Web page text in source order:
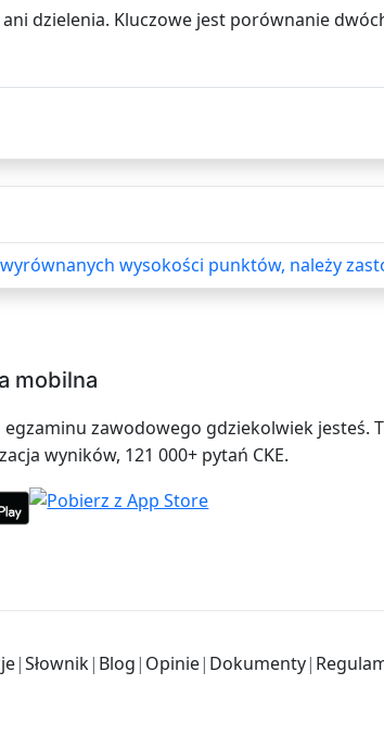
dzielenia. Kluczowe jest porównanie
wysokości punktów, należy
mobilna
egzaminu zawodowego gdziekolwiek jesteś.
wyników, 121 000+ pytań CKE.
|Słownik| Blog| Opinie| Dokumenty|